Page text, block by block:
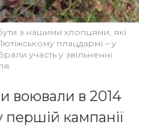
з нашими хлопцями, які
плацдармі – у
участь у звільненні
воювали в 2014
першій кампанії